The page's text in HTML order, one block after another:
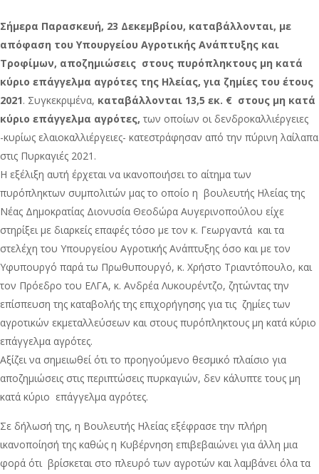
Σήμερα Παρασκευή, 23 Δεκεμβρίου, καταβάλλονται, με
απόφαση του Υπουργείου Αγροτικής Ανάπτυξης και
Τροφίμων, αποζημιώσεις στους πυρόπληκτους μη κατά
κύριο επάγγελμα αγρότες της Ηλείας, για ζημίες του έτους
2021. Συγκεκριμένα, καταβάλλονται 13,5 εκ. € στους μη κατά
κύριο επάγγελμα αγρότες, των οποίων οι δενδροκαλλιέργειες
-κυρίως ελαιοκαλλιέργειες- κατεστράφησαν από την πύρινη λαίλαπα
στις Πυρκαγιές 2021.
Η εξέλιξη αυτή έρχεται να ικανοποιήσει το αίτημα των
πυρόπληκτων συμπολιτών μας το οποίο η βουλευτής Ηλείας της
Νέας Δημοκρατίας Διονυσία Θεοδώρα Αυγερινοπούλου είχε
στηρίξει με διαρκείς επαφές τόσο με τον κ. Γεωργαντά και τα
στελέχη του Υπουργείου Αγροτικής Ανάπτυξης όσο και με τον
Υφυπουργό παρά τω Πρωθυπουργό, κ. Χρήστο Τριαντόπουλο, και
τον Πρόεδρο του ΕΛΓΑ, κ. Ανδρέα Λυκουρέντζο, ζητώντας την
επίσπευση της καταβολής της επιχορήγησης για τις ζημίες των
αγροτικών εκμεταλλεύσεων και στους πυρόπληκτους μη κατά κύριο
επάγγελμα αγρότες.
Αξίζει να σημειωθεί ότι το προηγούμενο θεσμικό πλαίσιο για
αποζημιώσεις στις περιπτώσεις πυρκαγιών, δεν κάλυπτε τους μη
κατά κύριο επάγγελμα αγρότες.
Σε δήλωσή της, η Βουλευτής Ηλείας εξέφρασε την πλήρη
ικανοποίησή της καθώς η Κυβέρνηση επιβεβαιώνει για άλλη μια
φορά ότι βρίσκεται στο πλευρό των αγροτών και λαμβάνει όλα τα